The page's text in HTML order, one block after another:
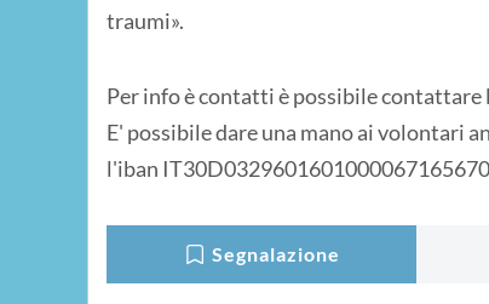
traumi».
Per info è contatti è possibile contattare
E' possibile dare una mano ai volontari
l'iban
Segnalazione